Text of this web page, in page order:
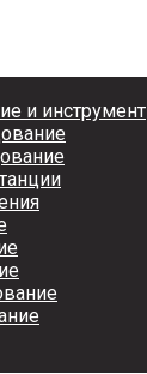
и инструмент